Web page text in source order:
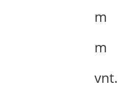
m
m
vnt.